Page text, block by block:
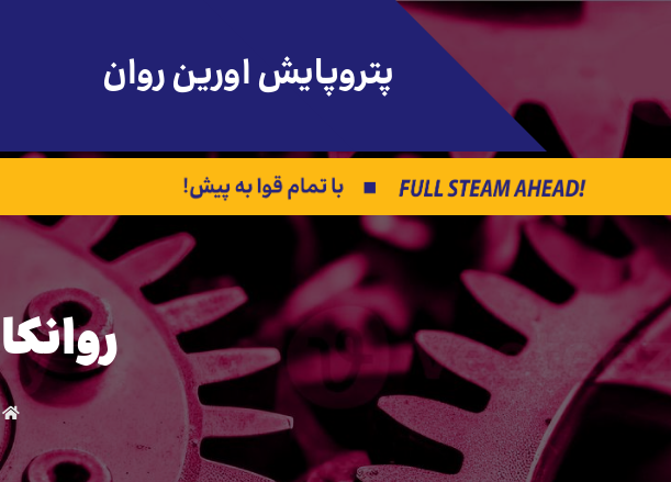
پتروپایش اورین روان